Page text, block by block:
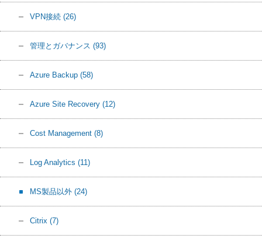
VPN接続 (26)
管理とガバナンス (93)
Azure Backup (58)
Azure Site Recovery (12)
Cost Management (8)
Log Analytics (11)
MS製品以外 (24)
Citrix (7)